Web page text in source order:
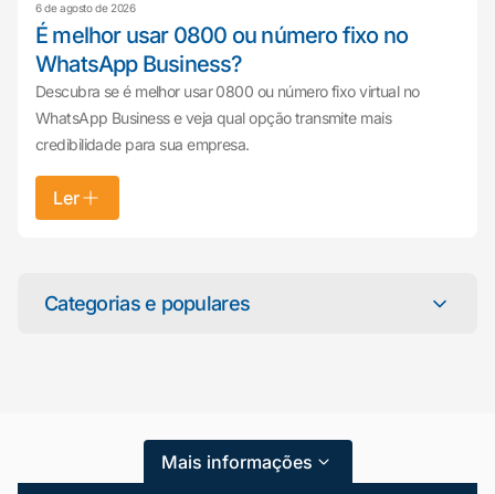
6 de agosto de 2026
É melhor usar 0800 ou número fixo no
WhatsApp Business?
Descubra se é melhor usar 0800 ou número fixo virtual no
WhatsApp Business e veja qual opção transmite mais
credibilidade para sua empresa.
Ler
Categorias e populares
Atendimento ao Cliente
Blog
Mais informações
online agora